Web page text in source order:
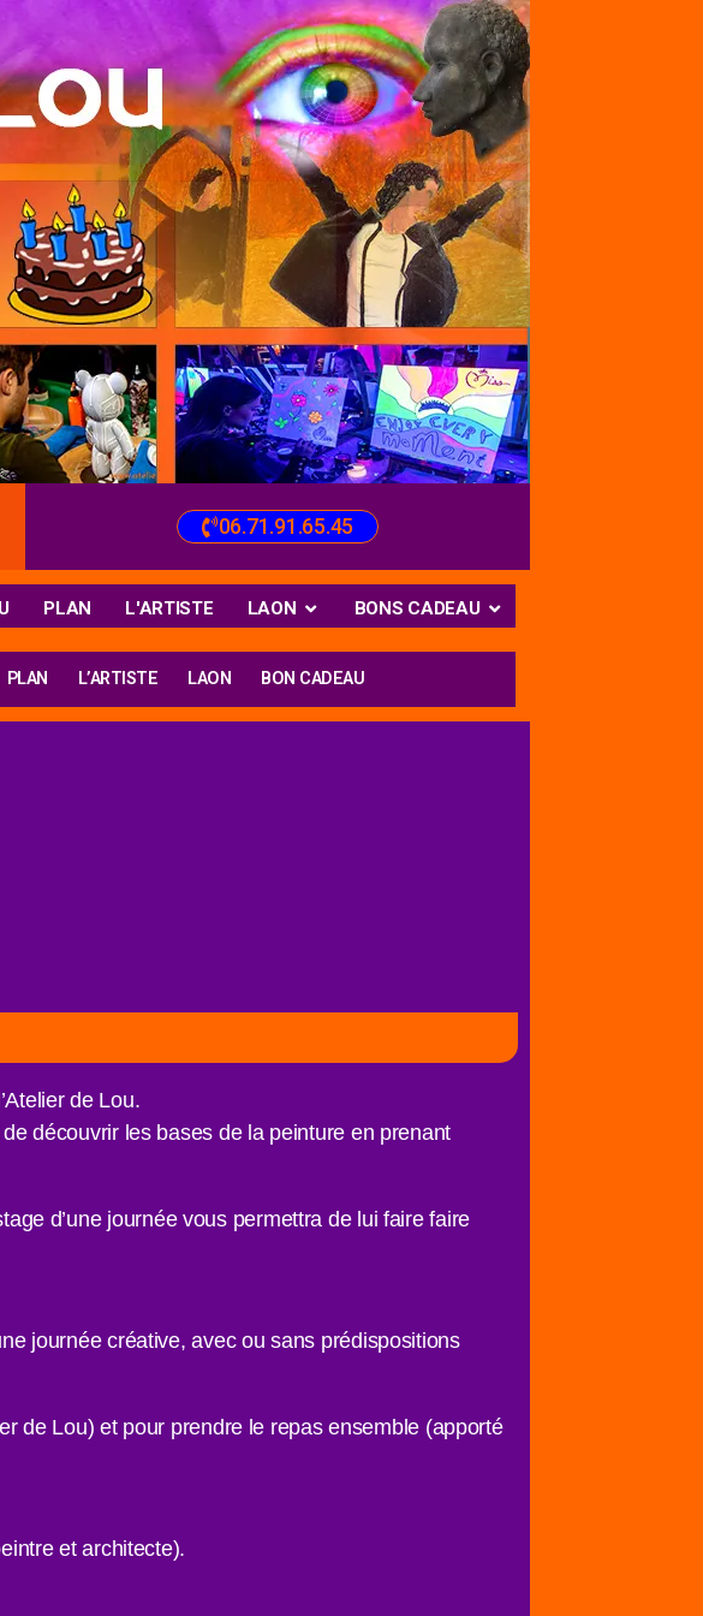
06.71.91.65.45
PLAN L'ARTISTE LAON BONS CADEAU
PLAN L’ARTISTE LAON BON CADEAU
de Lou.
découvrir les bases de la peinture en prenant
d’une journée vous permettra de lui faire faire
journée créative, avec ou sans prédispositions
de Lou) et pour prendre le repas ensemble (apporté
et architecte).